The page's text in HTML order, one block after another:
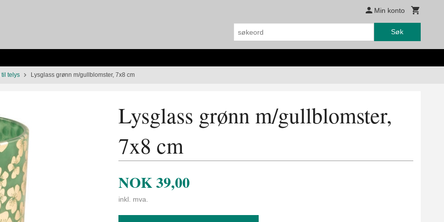
Min konto
Søk
til telys Lysglass grønn m/gullblomster, 7x8 cm
Lysglass grønn m/gullblomster,
7x8 cm
NOK39,00
inkl. mva.